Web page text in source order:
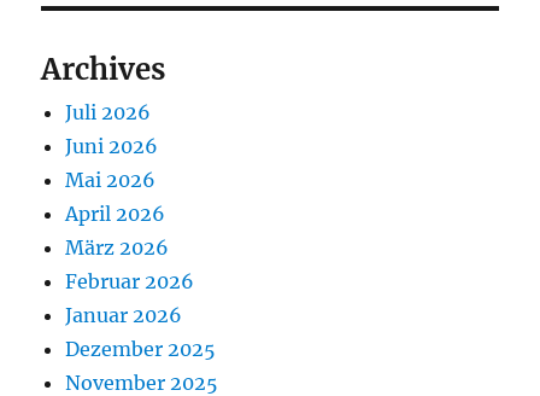
Archives
Juli 2026
Juni 2026
Mai 2026
April 2026
März 2026
Februar 2026
Januar 2026
Dezember 2025
November 2025